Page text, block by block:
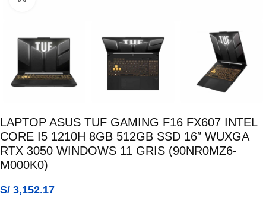
LAPTOP ASUS TUF GAMING F16 FX607 INTEL
CORE I5 1210H 8GB 512GB SSD 16″ WUXGA
RTX 3050 WINDOWS 11 GRIS (90NR0MZ6-
M000K0)
S/ 3,152.17